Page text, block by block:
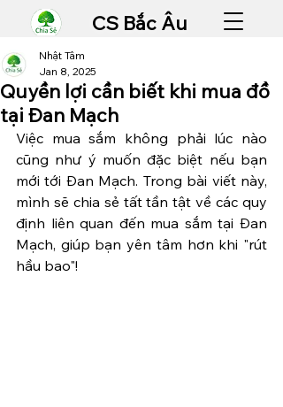
CS Bắc Âu
Quyền lợi cần biết khi mua đồ
tại Đan Mạch
Nhật Tâm
Jan 8, 2025
Việc mua sắm không phải lúc nào
cũng như ý muốn đặc biệt nếu bạn
mới tới Đan Mạch. Trong bài viết này,
mình sẽ chia sẻ tất tần tật về các quy
định liên quan đến mua sắm tại Đan
Mạch, giúp bạn yên tâm hơn khi "rút
hầu bao"!